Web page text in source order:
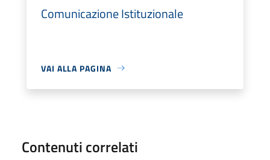
Comunicazione Istituzionale
VAI ALLA PAGINA
Contenuti correlati